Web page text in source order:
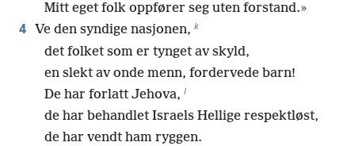
Mitt eget folk oppfører seg uten forstand.»
4 Ve den syndige nasjonen, k
det folket som er tynget av skyld,
en slekt av onde menn, fordervede barn!
De har forlatt Jehova, l
de har behandlet Israels Hellige respektløst,
de har vendt ham ryggen.